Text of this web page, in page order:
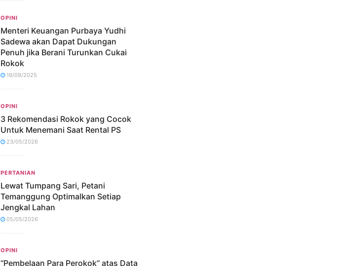
OPINI
Menteri Keuangan Purbaya Yudhi
Sadewa akan Dapat Dukungan
Penuh jika Berani Turunkan Cukai
Rokok
19/09/2025
OPINI
3 Rekomendasi Rokok yang Cocok
Untuk Menemani Saat Rental PS
23/05/2026
PERTANIAN
Lewat Tumpang Sari, Petani
Temanggung Optimalkan Setiap
Jengkal Lahan
05/05/2026
OPINI
“Pembelaan Para Perokok” atas Data